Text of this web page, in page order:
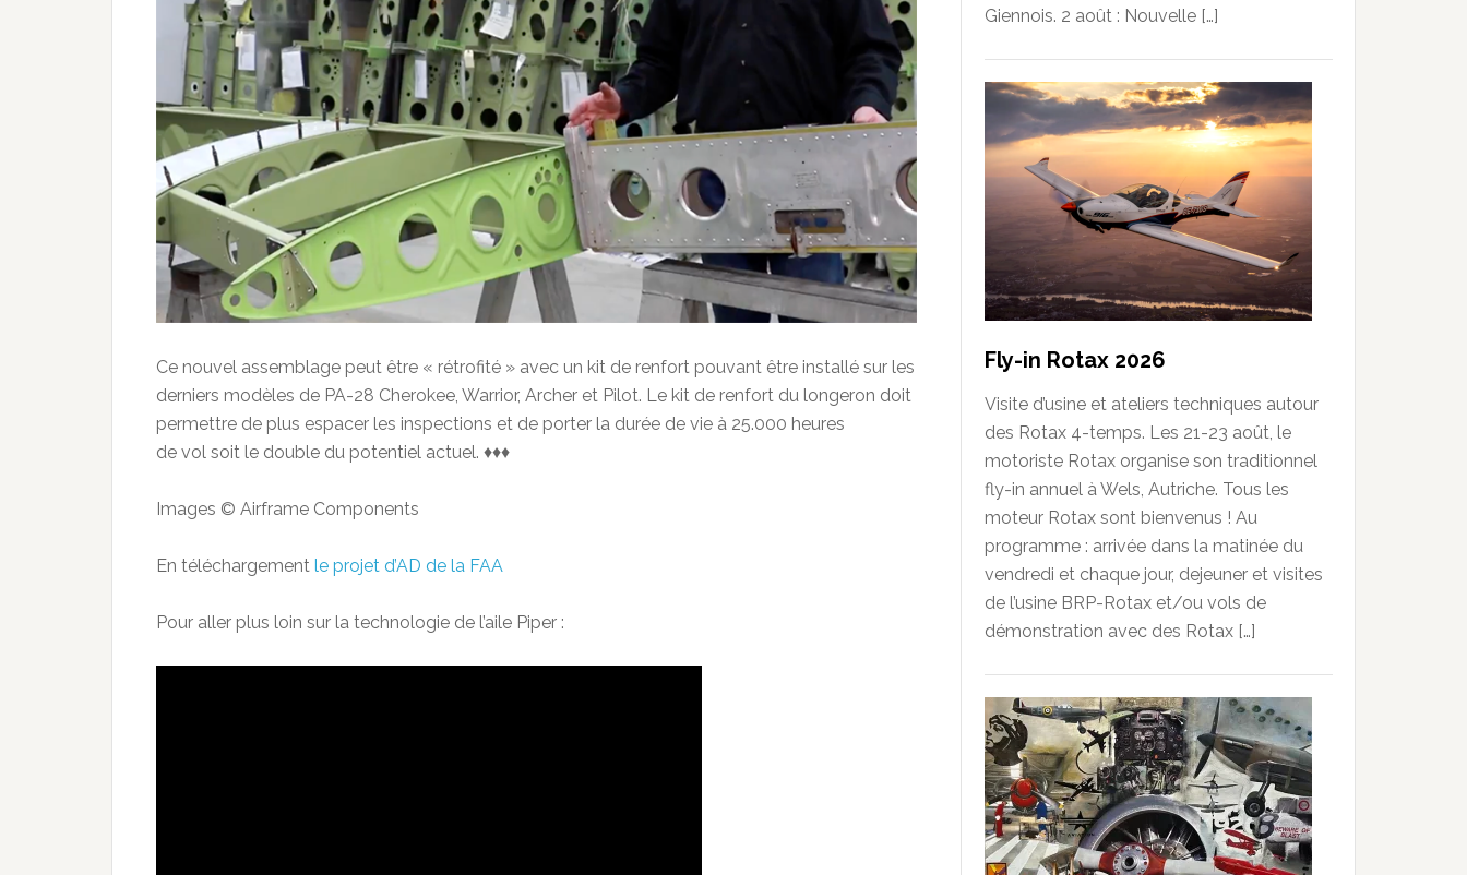
Ce nouvel assemblage peut être « rétrofité » avec un kit de renfort pouvant être installé sur les
derniers modèles de PA-28 Cherokee, Warrior, Archer et Pilot. Le kit de renfort du longeron doit
permettre de plus espacer les inspections et de porter la durée de vie à 25.000 heures
de vol soit le double du potentiel actuel. ♦♦♦
Images © Airframe Components
En téléchargement le projet d’AD de la FAA
Pour aller plus loin sur la technologie de l’aile Piper :
Giennois. 2 août : Nouvelle […]
Fly-in Rotax 2026
Visite d’usine et ateliers techniques autour
des Rotax 4-temps. Les 21-23 août, le
motoriste Rotax organise son traditionnel
fly-in annuel à Wels, Autriche. Tous les
moteur Rotax sont bienvenus ! Au
programme : arrivée dans la matinée du
vendredi et chaque jour, dejeuner et visites
de l’usine BRP-Rotax et/ou vols de
démonstration avec des Rotax […]